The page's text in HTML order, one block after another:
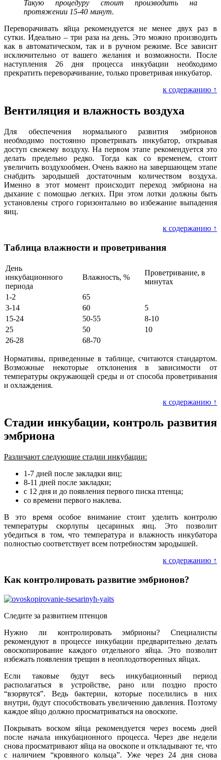
Такую процедуру стоит производить на
протяжении 15-40 минут.
Переворачивать яйца рекомендуется не менее двух раз в
сутки. Идеально – три раза на день. Это можно производить
как в автоматическом, так и в ручном режиме. Все зависит
исключительно от вашего желания и возможности. После
наступления 26 дня процесса инкубации необходимо
прекратить переворачивание, только проветривая инкубатор.
к содержанию ↑
Вентиляция и влажность воздуха
Для обеспечения нормального развития эмбрионов
необходимо постоянно проветривать инкубатор, открывая
доступ свежему воздуху. На первом этапе рекомендуется это
делать предельно редко. Тогда как со временем, стоит
увеличить воздухообмен. Очень важно на завершающем этапе
снабдить зародышей достаточным количеством воздуха.
Именно в этот момент происходит переход эмбриона на
дыхание с помощью легких. При этом лотки должны быть
установлены строго горизонтально во избежание выпадения
яиц.
к содержанию ↑
Таблица влажности и проветривания
День
инкубационного
периода
Влажность, %
Проветривание, в
минутах
1-2
65
3-14
60
5
15-24
50-55
8-10
25
50
10
26-28
68-70
Нормативы, приведенные в таблице, считаются стандартом.
Возможные некоторые отклонения в зависимости от
температуры окружающей среды и от способа проветривания
и охлаждения.
к содержанию ↑
Стадии инкубации, контроль развития
эмбриона
Различают следующие стадии инкубации:
1-7 дней после закладки яиц;
8-11 дней после закладки;
с 12 дня и до появления первого писка птенца;
со времени первого наклева.
В это время особое внимание стоит уделить контролю
температуры скорлупы цесариных яиц. Это позволит
убедиться в том, что температура и влажность инкубатора
полностью соответствует всем потребностям зародышей.
к содержанию ↑
Как контролировать развитие эмбрионов?
Следите за развитием птенцов
Нужно ли контролировать эмбрионы? Специалисты
рекомендуют в процессе инкубации предварительно делать
овоскопирование каждого отдельного яйца. Это позволит
избежать появления трещин в неоплодотворенных яйцах.
Если таковые будут весь инкубационный период
располагаться в устройстве, рано или поздно просто
“взорвутся”. Ведь бактерии, которые поселились в них
внутри, будут способствовать увеличению давления. Поэтому
каждое яйцо должно просматриваться на овоскопе.
Покрывать воском яйца рекомендуется через восемь дней
после начала инкубационного процесса. Через две недели
снова просматривают яйца на овоскопе и откладывают те, что
с наличием “кровяного кольца”. Уже через 24 дня снова